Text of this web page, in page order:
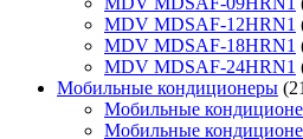
MDV MDSAF-12HRN1
MDV MDSAF-18HRN1
MDV MDSAF-24HRN1
Мобильные кондиционеры
Мобильные
Мобильные